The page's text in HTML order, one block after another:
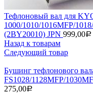
Тефлоновый вал для
1000/1010/1016MFP/
(2BY20010) JPN 999,00Р
Назад к товарам
Следующий товар
Бушинг тефлонового
FS1028/1128MFP/
275,00Р